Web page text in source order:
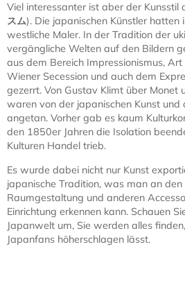
Viel interessanter ist aber der Kunsstil
スム). Die japanischen Künstler
westliche Maler. In der Tradition der
vergängliche Welten auf den Bildern
aus dem Bereich Impressionismus,
Wiener Secession und auch dem
gezerrt. Von Gustav Klimt über Monet
waren von der japanischen Kunst und
angetan. Vorher gab es kaum
den 1850er Jahren die Isolation
Kulturen Handel trieb.
Es wurde dabei nicht nur Kunst
japanische Tradition, was man an den
Raumgestaltung und anderen
Einrichtung erkennen kann. Schauen
Japanwelt um, Sie werden alles
Japanfans höherschlagen lässt.